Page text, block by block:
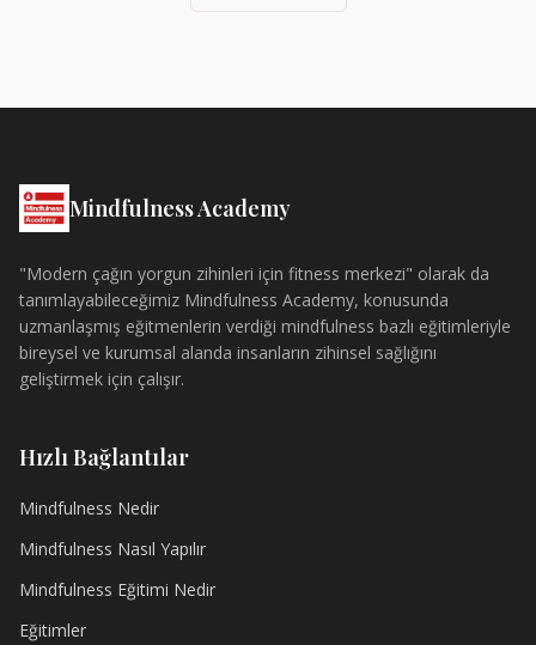
Mindfulness Academy
"Modern çağın yorgun zihinleri için fitness merkezi" olarak da
tanımlayabileceğimiz Mindfulness Academy, konusunda
uzmanlaşmış eğitmenlerin verdiği mindfulness bazlı eğitimleriyle
bireysel ve kurumsal alanda insanların zihinsel sağlığını
geliştirmek için çalışır.
Hızlı Bağlantılar
Mindfulness Nedir
Mindfulness Nasıl Yapılır
Mindfulness Eğitimi Nedir
Eğitimler